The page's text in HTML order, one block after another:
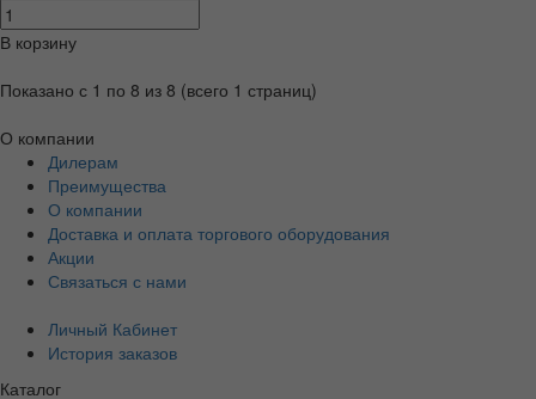
В корзину
Показано с 1 по 8 из 8 (всего 1 страниц)
О компании
Дилерам
Преимущества
О компании
Доставка и оплата торгового оборудования
Акции
Связаться с нами
Личный Кабинет
История заказов
Каталог